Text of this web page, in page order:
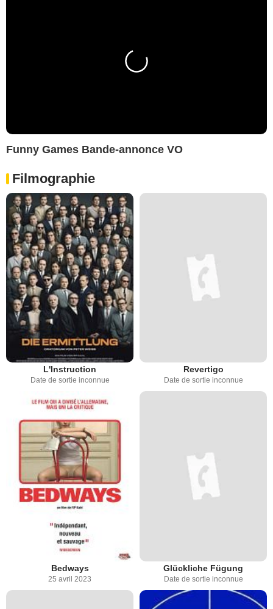
Funny Games Bande-annonce VO
Filmographie
L'Instruction
Date de sortie inconnue
Revertigo
Date de sortie inconnue
Bedways
25 avril 2023
Glückliche Fügung
Date de sortie inconnue